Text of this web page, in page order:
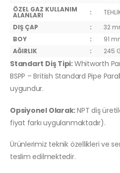
ÖZEL GAZ KULLANIM
ALANLARI :
DIŞ ÇAP
:
32
BOY
:
91
AĞIRLIK
: 245
Standart Diş Tipi:Whitworth
BSPP – British Standard Pipe
uygundur.
Opsiyonel Olarak:NPT diş
fiyat farkı uygulanmaktadır).
Ürünlerimiz teknik özellikleri ve
teslim edilmektedir.